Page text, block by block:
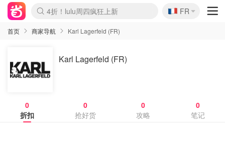
Boticinal 夏促开抢！
4折！lulu周四疯狂上新
还没结束！&OtherStories大促
Joybuy变相75折 随时失效
速领！Stanley独家85折
疑似霸哥！Camper额外叠85折
Zalando 奥莱闪促！每日更新
Moncler反季囤！5折起+叠9折
Coach Brooklyn仅€192
🇫🇷
FR
首页 商家导航 Karl Lagerfeld (FR)
Karl Lagerfeld (FR)
0
折扣
0
抢好货
0
攻略
0
笔记